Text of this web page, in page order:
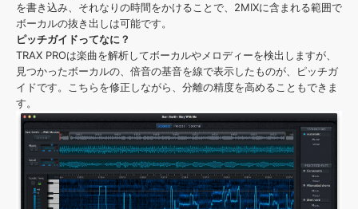
を書き込み、それなりの時間をかけることで、2MIXに含まれる範囲で
ボーカルの抜き出しは可能です。
ピッチガイドってなに？
TRAX PROは楽曲を解析してボーカルやメロディーを検出しますが、
見つかったボーカルの、倍音の基音を線で表示したものが、ピッチガ
イドです。こちらを修正しながら、分離の精度を高めることもできま
す。